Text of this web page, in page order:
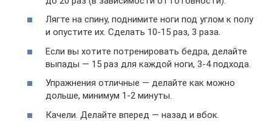
Лягте на спину, поднимите ноги под углом к полу
и опустите их. Сделать 10-15 раз, 3 раза.
Если вы хотите потренировать бедра, делайте
выпады — 15 раз для каждой ноги, 3-4 подхода.
Упражнения отличные — делайте как можно
дольше, минимум 1-2 минуты.
Качели. Делайте вперед — назад и вбок.